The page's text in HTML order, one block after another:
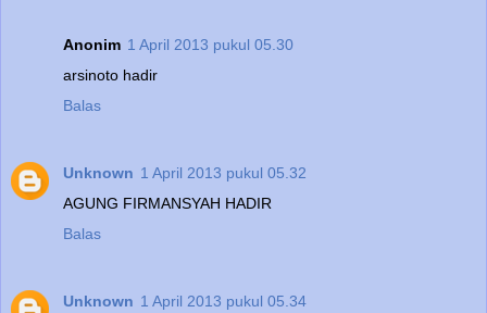
Anonim 1 April 2013 pukul 05.30
arsinoto hadir
Balas
Unknown 1 April 2013 pukul 05.32
AGUNG FIRMANSYAH HADIR
Balas
Unknown 1 April 2013 pukul 05.34